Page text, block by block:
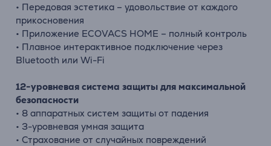
• Передовая эстетика – удовольствие от каждого
прикосновения
• Приложение ECOVACS HOME – полный контроль
• Плавное интерактивное подключение через
Bluetooth или Wi-Fi
12-уровневая система защиты для максимальной
безопасности
• 8 аппаратных систем защиты от падения
• 3-уровневая умная защита
• Страхование от случайных повреждений